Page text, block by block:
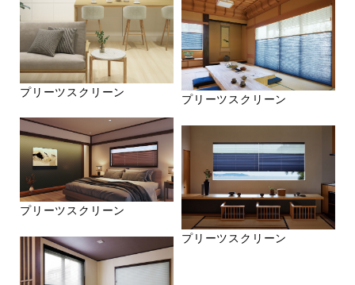
プリーツスクリーン
プリーツスクリーン
プリーツスクリーン
プリーツスクリーン